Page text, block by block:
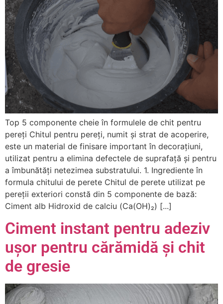
Top 5 componente cheie în formulele de chit pentru
pereți Chitul pentru pereți, numit și strat de acoperire,
este un material de finisare important în decorațiuni,
utilizat pentru a elimina defectele de suprafață și pentru
a îmbunătăți netezimea substratului. 1. Ingrediente în
formula chitului de perete Chitul de perete utilizat pe
pereții exteriori constă din 5 componente de bază:
Ciment alb Hidroxid de calciu (Ca(OH)₂) [...]
Ciment instant pentru adeziv
ușor pentru cărămidă și chit
de gresie